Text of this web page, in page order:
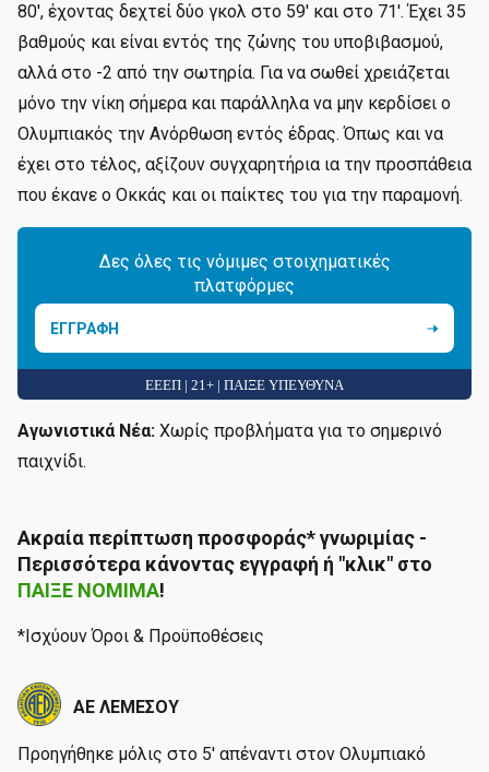
80', έχοντας δεχτεί δύο γκολ στο 59' και στο 71'. Έχει 35
βαθμούς και είναι εντός της ζώνης του υποβιβασμού,
αλλά στο -2 από την σωτηρία. Για να σωθεί χρειάζεται
μόνο την νίκη σήμερα και παράλληλα να μην κερδίσει ο
Ολυμπιακός την Ανόρθωση εντός έδρας. Όπως και να
έχει στο τέλος, αξίζουν συγχαρητήρια ια την προσπάθεια
που έκανε ο Οκκάς και οι παίκτες του για την παραμονή.
Δες όλες τις νόμιμες στοιχηματικές
πλατφόρμες
ΕΓΓΡΑΦΗ
ΕΕΕΠ | 21+ | ΠΑΙΞΕ ΥΠΕΥΘΥΝΑ
Αγωνιστικά Νέα: Χωρίς προβλήματα για το σημερινό
παιχνίδι.
Ακραία περίπτωση προσφοράς* γνωριμίας -
Περισσότερα κάνοντας εγγραφή ή "κλικ" στο
ΠΑΙΞΕ ΝΟΜΙΜΑ!
*Ισχύουν Όροι & Προϋποθέσεις
ΑΕ ΛΕΜΕΣΟΥ
Προηγήθηκε μόλις στο 5' απέναντι στον Ολυμπιακό